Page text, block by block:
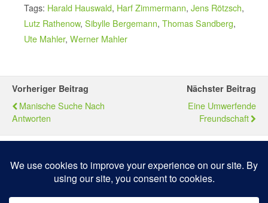
Tags: Harald Hauswald, Harf Zimmermann, Jens Rötzsch,
Lutz Rathenow, Sibylle Bergemann, Thomas Sandberg,
Ute Mahler, Werner Mahler
Vorheriger Beitrag
Manische Suche Nach
Antworten
Nächster Beitrag
Eine Umwerfende
Freundschaft
Zum Seitenanfang
Mobil Desktop